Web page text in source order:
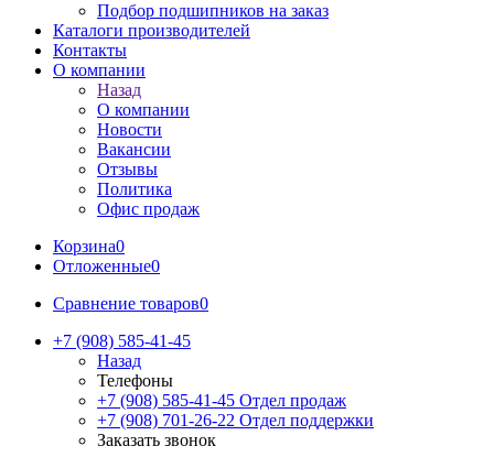
Подбор подшипников на заказ
Каталоги производителей
Контакты
О компании
Назад
О компании
Новости
Вакансии
Отзывы
Политика
Офис продаж
Корзина0
Отложенные0
Сравнение товаров0
+7 (908) 585-41-45
Назад
Телефоны
+7 (908) 585-41-45 Отдел продаж
+7 (908) 701-26-22 Отдел поддержки
Заказать звонок